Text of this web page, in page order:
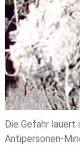
Die Gefahr lauert
Antipersonen-